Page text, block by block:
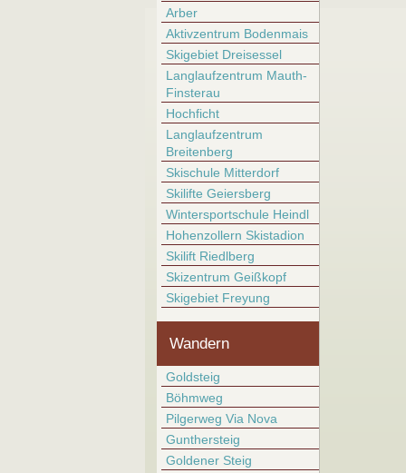
Arber
Aktivzentrum Bodenmais
Skigebiet Dreisessel
Langlaufzentrum Mauth-
Finsterau
Hochficht
Langlaufzentrum
Breitenberg
Skischule Mitterdorf
Skilifte Geiersberg
Wintersportschule Heindl
Hohenzollern Skistadion
Skilift Riedlberg
Skizentrum Geißkopf
Skigebiet Freyung
Wandern
Goldsteig
Böhmweg
Pilgerweg Via Nova
Gunthersteig
Goldener Steig